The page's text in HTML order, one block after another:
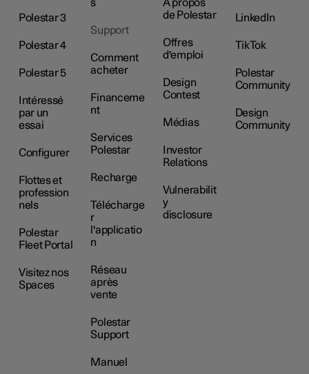
Polestar 3
Polestar 4
Polestar 5
Intéressé
par un
essai
Configurer
Flottes et
profession
nels
Polestar
Fleet Portal
Visitez nos
Spaces
s
Support
Comment
acheter
Financeme
nt
Services
Polestar
Recharge
Télécharge
r
l'applicatio
n
Réseau
après
vente
Polestar
Support
Manuel
À propos
de Polestar
Offres
d'emploi
Design
Contest
Médias
Investor
Relations
Vulnerabilit
y
disclosure
LinkedIn
TikTok
Polestar
Community
Design
Community